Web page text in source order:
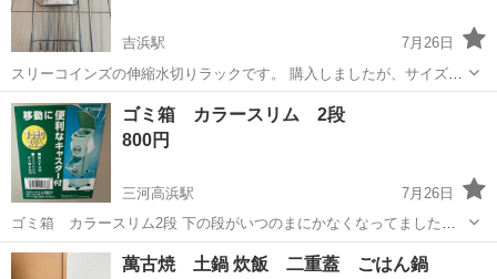
吉浜駅
7月26日
スリーコインズの伸縮水切りラックです。 購入しましたが、サイズが
合わなかったので出品します。
愛知 高浜市 吉浜駅
ゴミ箱 カラースリム 2段
800円
三河高浜駅
7月26日
ゴミ箱 カラースリム2段 下の段がいつのまにかなくなってました…
捨ててしまったのかと思われます。 歪みもなく普通に綺麗だとおもい
ます。 キャスター付きです。
愛知 高浜市 三河高浜駅 その他
萬古焼 土鍋 炊飯 二重蓋 ごはん鍋